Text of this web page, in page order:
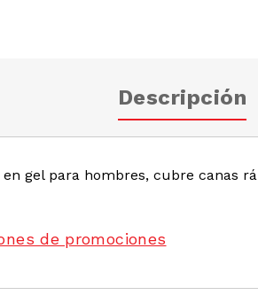
Descripción
en gel para hombres, cubre canas
de promociones